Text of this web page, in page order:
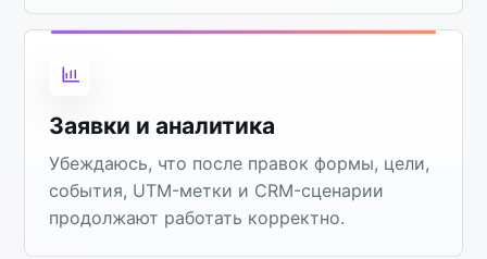
Заявки и аналитика
Убеждаюсь, что после правок формы, цели,
события, UTM-метки и CRM-сценарии
продолжают работать корректно.